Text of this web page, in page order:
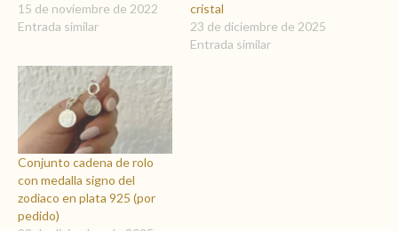
15 de noviembre de 2022
Entrada similar
cristal
23 de diciembre de 2025
Entrada similar
Conjunto cadena de rolo
con medalla signo del
zodiaco en plata 925 (por
pedido)